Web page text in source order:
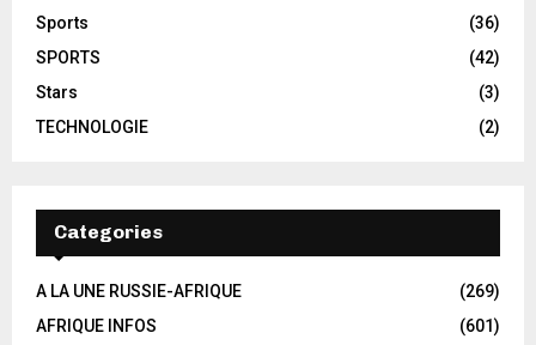
Sports
(36)
SPORTS
(42)
Stars
(3)
TECHNOLOGIE
(2)
Categories
A LA UNE RUSSIE-AFRIQUE
(269)
AFRIQUE INFOS
(601)